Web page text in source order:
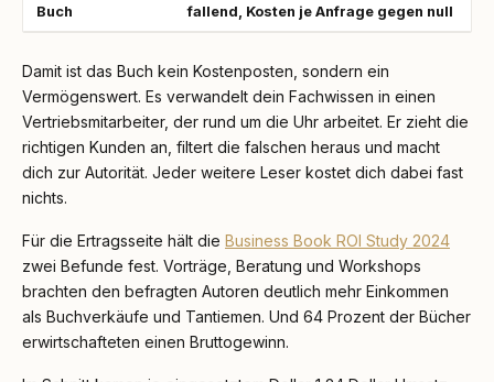
Buch fallend, Kosten je Anfrage gegen null
Damit ist das Buch kein Kostenposten, sondern ein
Vermögenswert. Es verwandelt dein Fachwissen in einen
Vertriebsmitarbeiter, der rund um die Uhr arbeitet. Er zieht die
richtigen Kunden an, filtert die falschen heraus und macht
dich zur Autorität. Jeder weitere Leser kostet dich dabei fast
nichts.
Für die Ertragsseite hält die Business Book ROI Study 2024
zwei Befunde fest. Vorträge, Beratung und Workshops
brachten den befragten Autoren deutlich mehr Einkommen
als Buchverkäufe und Tantiemen. Und 64 Prozent der Bücher
erwirtschafteten einen Bruttogewinn.